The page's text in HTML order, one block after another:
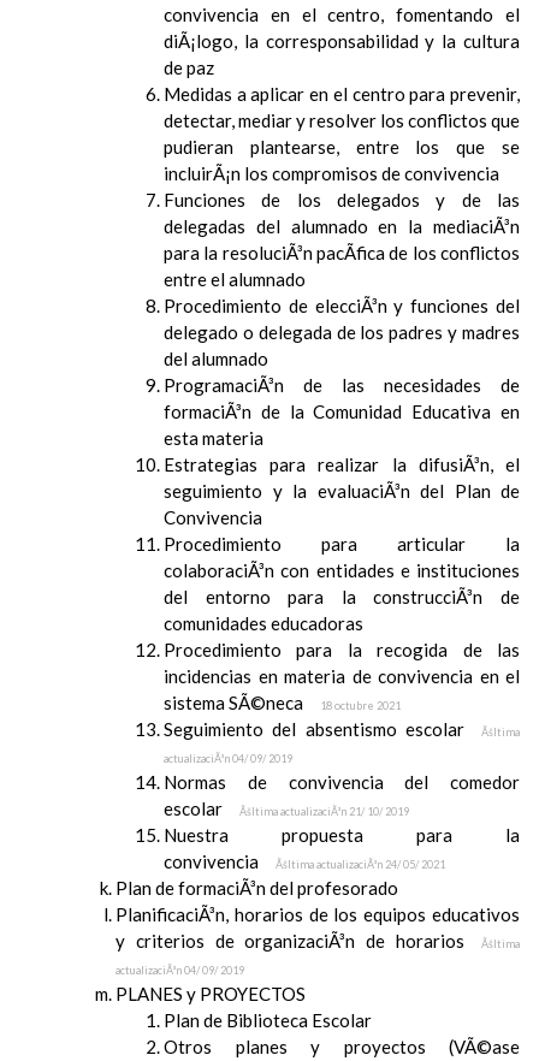
convivencia en el centro, fomentando el
diÃ¡logo, la corresponsabilidad y la cultura
de paz
Medidas a aplicar en el centro para prevenir,
detectar, mediar y resolver los conflictos que
pudieran plantearse, entre los que se
incluirÃ¡n los compromisos de convivencia
Funciones de los delegados y de las
delegadas del alumnado en la mediaciÃ³n
para la resoluciÃ³n pacÃ­fica de los conflictos
entre el alumnado
Procedimiento de elecciÃ³n y funciones del
delegado o delegada de los padres y madres
del alumnado
ProgramaciÃ³n de las necesidades de
formaciÃ³n de la Comunidad Educativa en
esta materia
Estrategias para realizar la difusiÃ³n, el
seguimiento y la evaluaciÃ³n del Plan de
Convivencia
Procedimiento para articular la
colaboraciÃ³n con entidades e instituciones
del entorno para la construcciÃ³n de
comunidades educadoras
Procedimiento para la recogida de las
incidencias en materia de convivencia en el
sistema SÃ©neca
18 octubre 2021
Seguimiento del absentismo escolar
Ãšltima
actualizaciÃ³n 04/ 09/ 2019
Normas de convivencia del comedor
escolar
Ãšltima actualizaciÃ³n 21/ 10/ 2019
Nuestra propuesta para la
convivencia
Ãšltima actualizaciÃ³n 24/ 05/ 2021
Plan de formaciÃ³n del profesorado
PlanificaciÃ³n, horarios de los equipos educativos
y criterios de organizaciÃ³n de horarios
Ãšltima
actualizaciÃ³n 04/ 09/ 2019
PLANES y PROYECTOS
Plan de Biblioteca Escolar
Otros planes y proyectos (VÃ©ase